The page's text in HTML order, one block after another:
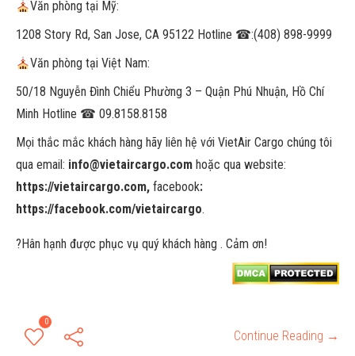
Văn phòng tại Mỹ:
1208 Story Rd, San Jose, CA 95122 Hotline ☎:(408) 898-9999
Văn phòng tại Việt Nam:
50/18 Nguyễn Đình Chiểu Phường 3 – Quận Phú Nhuận, Hồ Chí
Minh Hotline ☎ 09.8158.8158
Mọi thắc mắc khách hàng hãy liên hệ với VietAir Cargo chúng tôi
qua email: info@vietaircargo.com hoặc qua website:
https://vietaircargo.com, facebook:
https://facebook.com/vietaircargo.
?Hân hạnh được phục vụ quý khách hàng . Cảm ơn!
0
Continue Reading →